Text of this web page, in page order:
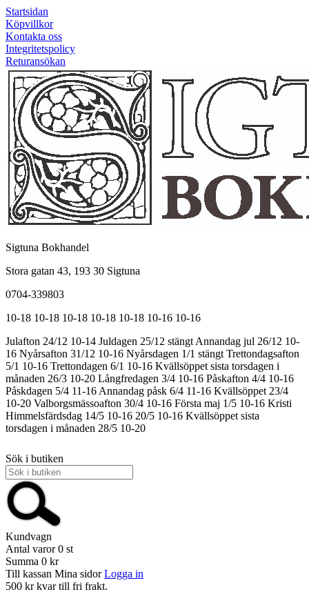
Startsidan
Köpvillkor
Kontakta oss
Integritetspolicy
Returansökan
Sigtuna Bokhandel
Stora gatan 43, 193 30 Sigtuna
0704-339803
10-18 10-18 10-18 10-18 10-18 10-16 10-16
Julafton 24/12 10-14 Juldagen 25/12 stängt Annandag jul 26/12 10-
16 Nyårsafton 31/12 10-16 Nyårsdagen 1/1 stängt Trettondagsafton
5/1 10-16 Trettondagen 6/1 10-16 Kvällsöppet sista torsdagen i
månaden 26/3 10-20 Långfredagen 3/4 10-16 Påskafton 4/4 10-16
Påskdagen 5/4 11-16 Annandag påsk 6/4 11-16 Kvällsöppet 23/4
10-20 Valborgsmässoafton 30/4 10-16 Första maj 1/5 10-16 Kristi
Himmelsfärdsdag 14/5 10-16 20/5 10-16 Kvällsöppet sista
torsdagen i månaden 28/5 10-20
Sök i butiken
Kundvagn
Antal varor 0 st
Summa 0 kr
Till kassan Mina sidor Logga in
500 kr kvar till fri frakt.